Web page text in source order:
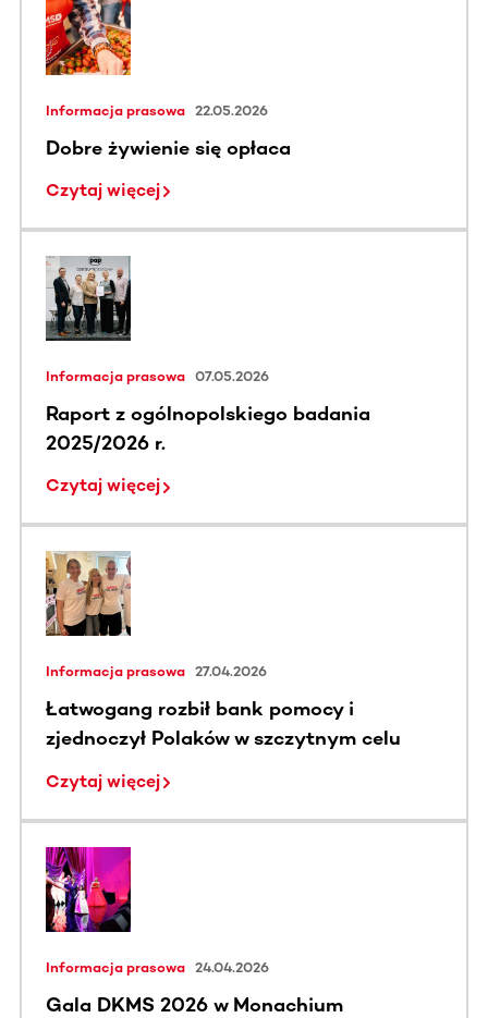
Informacja prasowa 22.05.2026
Dobre żywienie się opłaca
Czytaj więcej
Informacja prasowa 07.05.2026
Raport z ogólnopolskiego badania
2025/2026 r.
Czytaj więcej
Informacja prasowa 27.04.2026
Łatwogang rozbił bank pomocy i
zjednoczył Polaków w szczytnym celu
Czytaj więcej
Informacja prasowa 24.04.2026
Gala DKMS 2026 w Monachium